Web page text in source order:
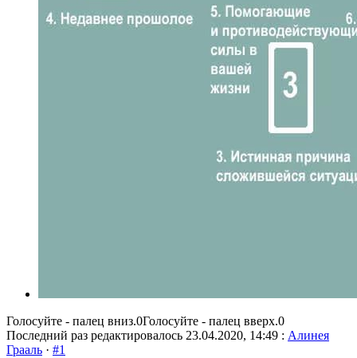
Голосуйте - палец вниз.0Голосуйте - палец вверх.0
Последний раз редактировалось 23.04.2020, 14:49 : Алинея
Грааль · #1